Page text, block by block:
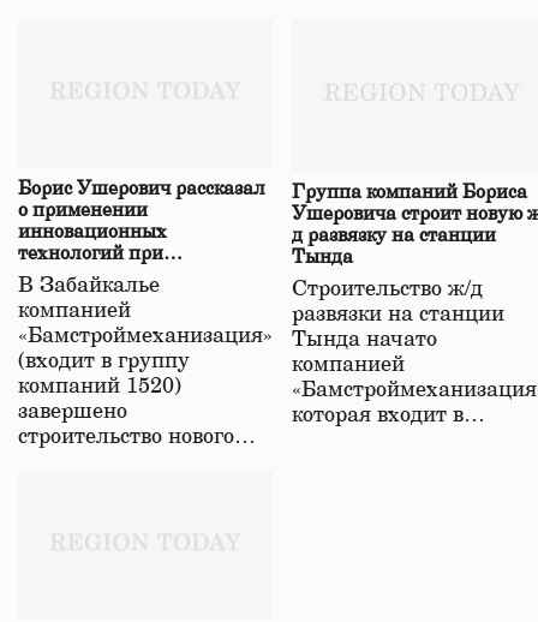
Борис Ушерович рассказал
о применении
инновационных
технологий при
строительстве нового моста
в Забайкалье
В Забайкалье
компанией
«Бамстроймеханизация»
(входит в группу
компаний 1520)
завершено
строительство нового…
Группа компаний Бориса
Ушеровича строит новую
д развязку на станции
Тында
Строительство ж/д
развязки на станции
Тында начато
компанией
которая входит в…